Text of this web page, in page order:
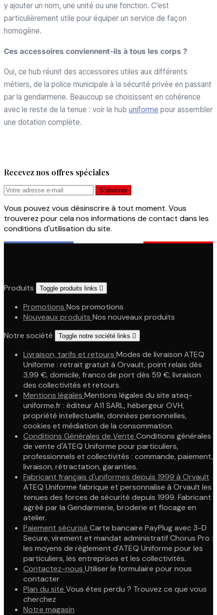
y ajouter un nom, une unité ou une fonction. C'est
particulièrement utile pour équiper un service de façon
homogène.
Ces accessoires conviennent-ils à tous les corps ?
Oui, ce hub réunit des accessoires utiles aux différents
métiers, de la police municipale à la sécurité privée en passant
par la gendarmerie. Beaucoup se choisissent en cohérence
avec le reste de la tenue : voir le hub uniforme pour assembler
une dotation complète.
Recevez nos offres spéciales
Vous pouvez vous désinscrire à tout moment. Vous
trouverez pour cela nos informations de contact dans les
conditions d'utilisation du site.
Produits Toggle produits links 
Promotions Nos promotions
Nouveaux produits Nos nouveaux produits
Notre société
Toggle notre société links 
Livraison, tarifs et retours Modes de livraison ATEQ
Uniforme : retrait gratuit à Orvault, point relais dès
3,99 €, domicile, franco de port dès 59 €, livraison
des collectivités et retours.
Mentions légales Mentions légales du site ateq-
uniforme.fr : éditeur A11 SARL, hébergeur OVH,
propriété intellectuelle, données personnelles,
cookies et médiation de la consommation.
Conditions Générales de Vente Conditions générales
de vente d'ATEQ Uniforme pour particuliers,
professionnels et collectivités : commande, paiement,
livraison, rétractation, garanties.
Fabricant français d'uniformes depuis 1999 à Orvault
ATEQ Uniforme fabrique et personnalise à Orvault les
tenues des forces de sécurité depuis 1999. Fabricant
agréé par la Gendarmerie, broderie et flocage en
atelier.
Paiement sécurisé Carte bancaire PayPlug avec 3-D
Secure, virement et mandat administratif Chorus Pro :
les moyens de règlement d'ATEQ Uniforme pour les
particuliers, les entreprises et les collectivités.
Contactez-nous Utiliser le formulaire pour nous
contacter
Plan du site Vous êtes perdu ? Trouvez ce que vous
cherchez
Notre magasin